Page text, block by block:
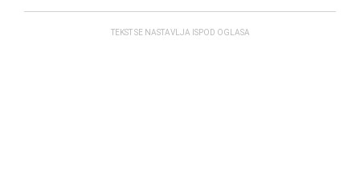
TEKST SE NASTAVLJA ISPOD OGLASA